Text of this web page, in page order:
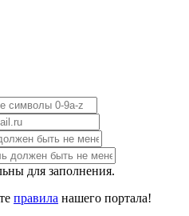
для заполнения.
правила нашего портала!